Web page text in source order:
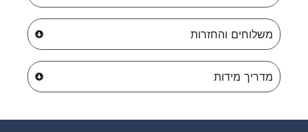
משלוחים והחזרות
מדריך מידות